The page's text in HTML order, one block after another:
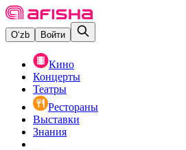
O‘zb Войти
Кино
Концерты
Театры
Рестораны
Выставки
Знания